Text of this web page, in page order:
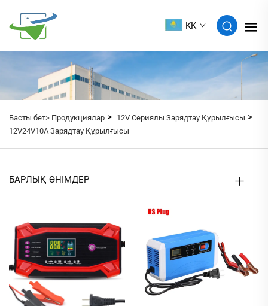
KK
Басты бет> Продукциялар > 12V Сериялы Зарядтау Құрылғысы >
12V24V10A Зарядтау Құрылғысы
БАРЛЫҚ ӨНІМДЕР